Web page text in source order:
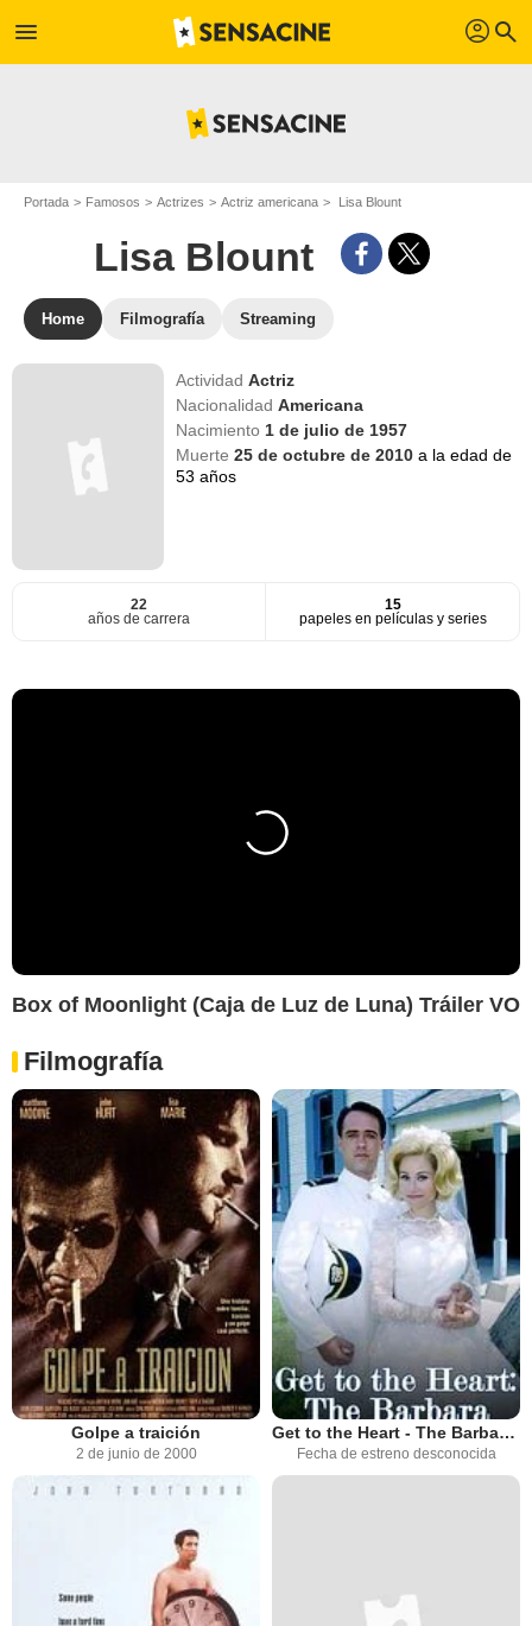
menu profil search
Portada Famosos Actrizes Actriz americana Lisa Blount
Lisa Blount
Home Filmografía Streaming
ActividadActriz
NacionalidadAmericana
Nacimiento 1 de julio de 1957
Muerte25 de octubre de 2010a la edad de
53 años
22
años de carrera
15
papeles en películas y series
Box of Moonlight (Caja de Luz de Luna) Tráiler VO
Filmografía
Golpe a traición
2 de junio de 2000
Get to the Heart - The Barbara Mandrell Story
Fecha de estreno desconocida